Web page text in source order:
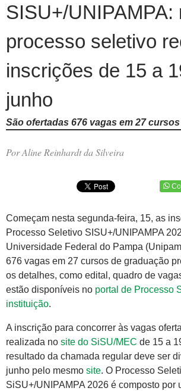
SISU+/UNIPAMPA:
processo seletivo
inscrições de 15 a
junho
São ofertadas 676 vagas em 27
Por Aline Reinhardt da Silveira
Começam nesta segunda-feira, 15, as
Processo Seletivo SISU+/UNIPAMPA
Universidade Federal do Pampa
676 vagas em 27 cursos de graduação
os detalhes, como edital, quadro de
estão disponíveis no portal de Processo
instituição.
A inscrição para concorrer às vagas
realizada no site do SiSU/MEC de 15 a
resultado da chamada regular deve ser
junho pelo mesmo site. O Processo
SiSU+/UNIPAMPA 2026 é composto por